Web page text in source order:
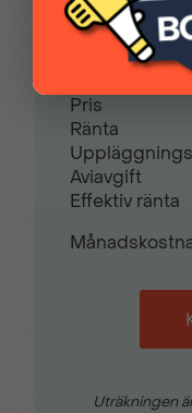
Restvärde0%
Pris
Ränta
Aviavgift
Effektiv ränta
Uträkningen